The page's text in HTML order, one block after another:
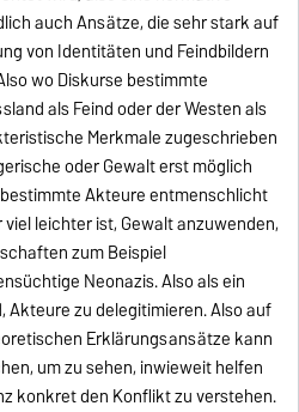
auch Ansätze, die sehr stark auf
von Identitäten und Feindbildern
wo Diskurse bestimmte
als Feind oder der Westen als
Merkmale zugeschrieben
oder Gewalt erst möglich
Akteure entmenschlicht
leichter ist, Gewalt anzuwenden,
zum Beispiel
Neonazis. Also als ein
Akteure zu delegitimieren. Also auf
Erklärungsansätze kann
um zu sehen, inwieweit helfen
konkret den Konflikt zu verstehen.